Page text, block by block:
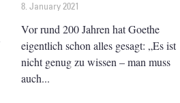
8. January 2021
Vor rund 200 Jahren hat Goethe
eigentlich schon alles gesagt: „Es ist
nicht genug zu wissen – man muss
auch